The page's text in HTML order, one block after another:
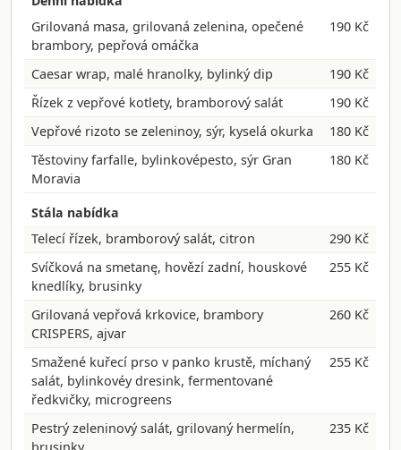
Grilovaná masa, grilovaná zelenina, opečené
brambory, pepřová omáčka
190 Kč
Caesar wrap, malé hranolky, bylinký dip
190 Kč
Řízek z vepřové kotlety, bramborový salát
190 Kč
Vepřové rizoto se zeleninoy, sýr, kyselá okurka
180 Kč
Těstoviny farfalle, bylinkovépesto, sýr Gran
Moravia
180 Kč
Stála nabídka
Telecí řízek, bramborový salát, citron
290 Kč
Svíčková na smetanę, hovězí zadní, houskové
knedlíky, brusinky
255 Kč
Grilovaná vepřová krkovice, brambory
CRISPERS, ajvar
260 Kč
Smažené kuřecí prso v panko krustě, míchaný
salát, bylinkovéy dresink, fermentované
ředkvičky, microgreens
255 Kč
Pestrý zeleninový salát, grilovaný hermelín,
235 Kč